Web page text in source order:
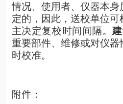
情况、使用者、仪器本
定的，因此，送校单位可
主决定复校时间间隔。
重要部件、维修或对仪器
时校准。
附件：